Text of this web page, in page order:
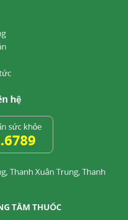
hệ
sức khỏe
Thanh Xuân Trung, Thanh
TÂM THUỐC